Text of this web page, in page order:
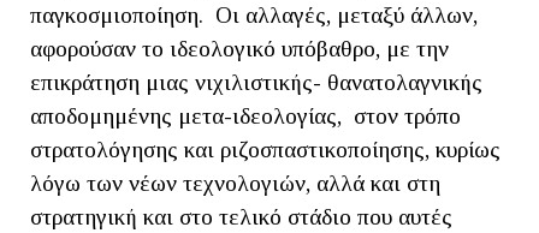
παγκοσμιοποίηση. Οι αλλαγές, μεταξύ άλλων,
αφορούσαν το ιδεολογικό υπόβαθρο, με την
επικράτηση μιας νιχιλιστικής- θανατολαγνικής
αποδομημένης μετα-ιδεολογίας, στον τρόπο
στρατολόγησης και ριζοσπαστικοποίησης, κυρίως
λόγω των νέων τεχνολογιών, αλλά και στη
στρατηγική και στο τελικό στάδιο που αυτές